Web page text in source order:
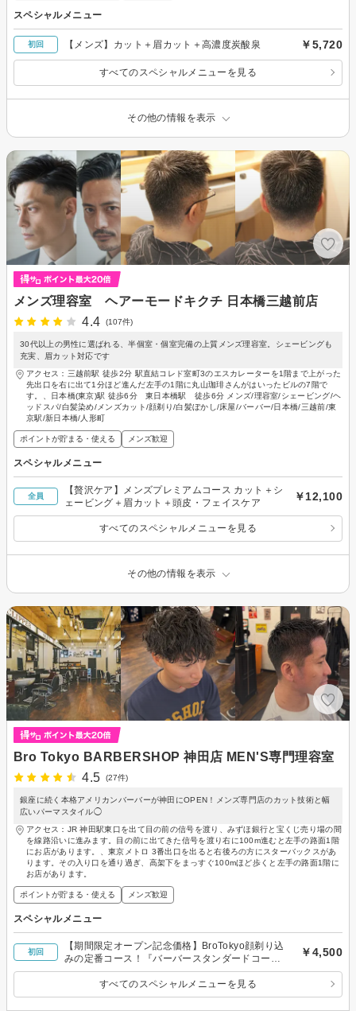
スペシャルメニュー
初回 【メンズ】カット＋眉カット＋高濃度炭酸泉 ￥5,720
すべてのスペシャルメニューを見る
その他の情報を表示
メンズ理容室 ヘアーモードキクチ 日本橋三越前店
4.4
(107件)
30代以上の男性に選ばれる、半個室・個室完備の上質メンズ理容室。シェービングも
充実、眉カット対応です
アクセス：三越前駅 徒歩2分 駅直結コレド室町3のエスカレーターを1階まで上がった
先出口を右に出て1分ほど進んだ左手の1階に丸山珈琲さんがはいったビルの7階で
す。、日本橋(東京)駅 徒歩6分 東日本橋駅 徒歩6分 メンズ/理容室/シェービング/ヘ
ッドスパ/白髪染め/メンズカット/顔剃り/白髪ぼかし/床屋/バーバー/日本橋/三越前/東
京駅/新日本橋/人形町
ポイントが貯まる・使える メンズ歓迎
スペシャルメニュー
全員
【贅沢ケア】メンズプレミアムコース カット＋シ
ェービング＋眉カット＋頭皮・フェイスケア
￥12,100
すべてのスペシャルメニューを見る
その他の情報を表示
Bro Tokyo BARBERSHOP 神田店 MEN'S専門理容室
4.5
(27件)
銀座に続く本格アメリカンバーバーが神田にOPEN！メンズ専門店のカット技術と幅
広いパーマスタイル◯
アクセス：JR 神田駅東口を出て目の前の信号を渡り、みずほ銀行と宝くじ売り場の間
を線路沿いに進みます。目の前に出てきた信号を渡り右に100m進むと左手の路面1階
にお店があります。、東京メトロ 3番出口を出ると右後ろの方にスターバックスがあ
ります。その入り口を通り過ぎ、高架下をまっすぐ100mほど歩くと左手の路面1階に
お店があります。
ポイントが貯まる・使える メンズ歓迎
スペシャルメニュー
初回
【期間限定オープン記念価格】BroTokyo顔剃り込
みの定番コース！『バーバースタンダードコース
』
￥4,500
すべてのスペシャルメニューを見る